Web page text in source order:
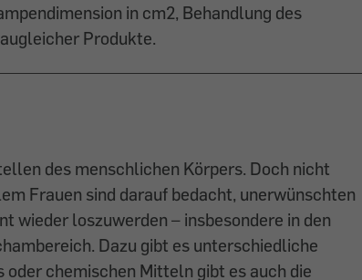
in cm2, Behandlung des
Produkte.
des menschlichen Körpers. Doch nicht
Frauen sind darauf bedacht, unerwünschten
wieder loszuwerden – insbesondere in den
Dazu gibt es unterschiedliche
oder chemischen Mitteln gibt es auch die